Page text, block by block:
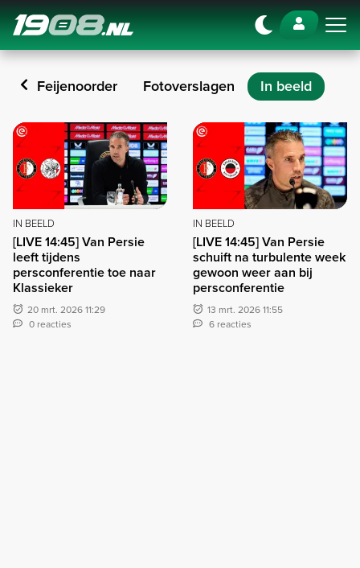
Navigation
De Feijenoorder Fotoverslagen In beeld
In beeld
IN BEELD
[LIVE 14:45] Van Persie
leeft tijdens
persconferentie toe naar
Klassieker
20 mrt. 2026 11:29
0 reacties
IN BEELD
[LIVE 14:45] Van Persie
schuift na turbulente week
gewoon weer aan bij
persconferentie
13 mrt. 2026 11:55
6 reacties